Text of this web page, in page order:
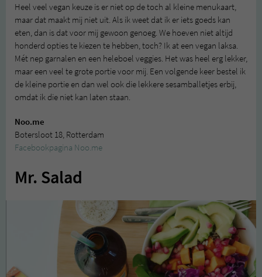
Heel veel vegan keuze is er niet op de toch al kleine menukaart,
maar dat maakt mij niet uit. Als ik weet dat ik er iets goeds kan
eten, dan is dat voor mij gewoon genoeg. We hoeven niet altijd
honderd opties te kiezen te hebben, toch? Ik at een vegan laksa.
Mét nep garnalen en een heleboel veggies. Het was heel erg lekker,
maar een veel te grote portie voor mij. Een volgende keer bestel ik
de kleine portie en dan wel ook die lekkere sesamballetjes erbij,
omdat ik die niet kan laten staan.
Noo.me
Botersloot 18, Rotterdam
Facebookpagina Noo.me
Mr. Salad